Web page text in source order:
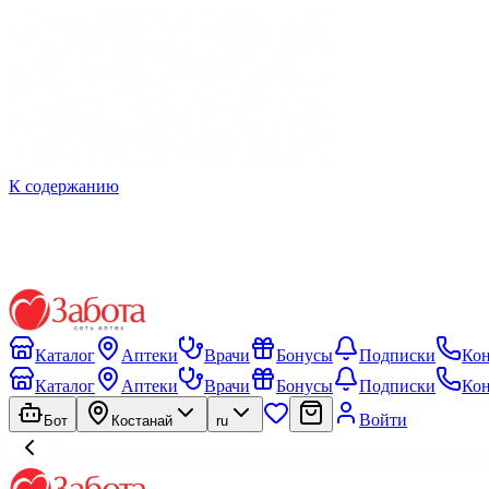
К содержанию
Каталог Аптеки Врачи Бонусы Подписки
Каталог
Аптеки Врачи Бонусы Подписки
Бот Костанай ru Войти